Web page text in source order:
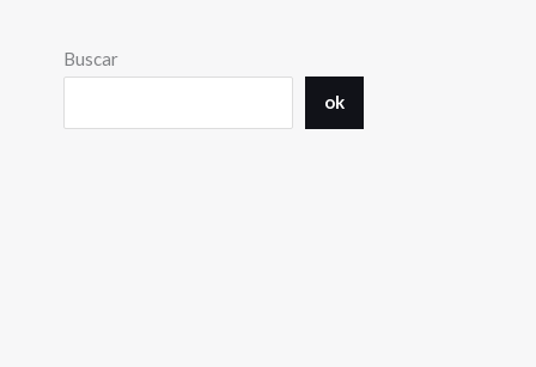
Buscar
ok